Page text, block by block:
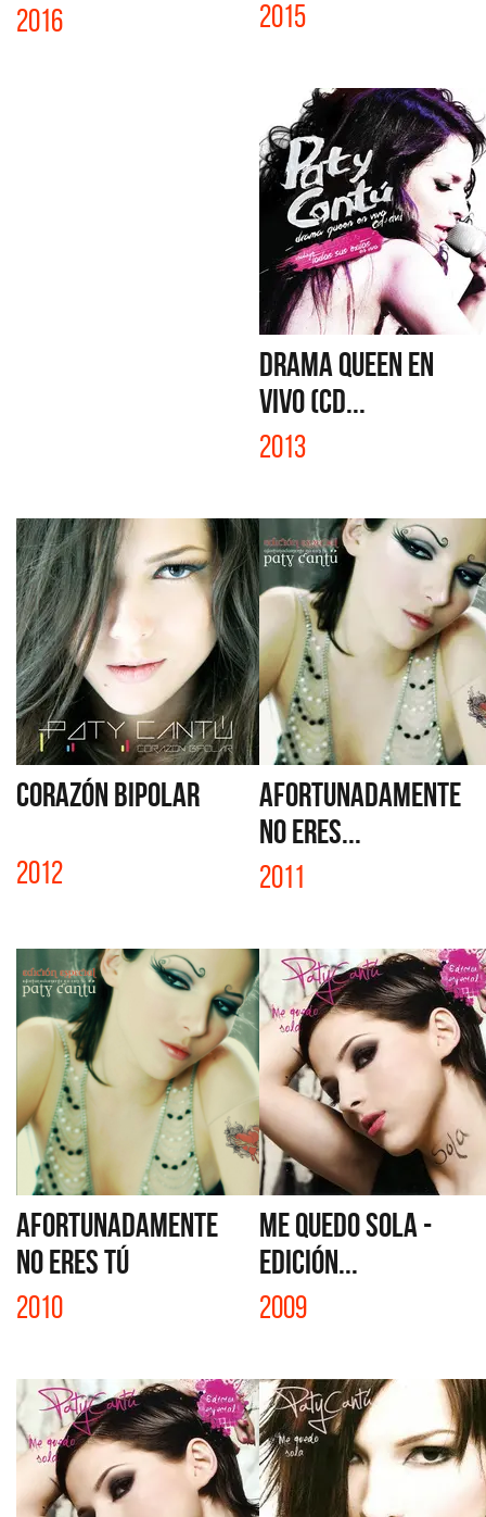
2016 2015
DRAMA QUEEN EN
VIVO (CD...
2013
CORAZÓN BIPOLAR
2012
AFORTUNADAMENTE
NO ERES...
2011
AFORTUNADAMENTE
NO ERES TÚ
2010
ME QUEDO SOLA -
EDICIÓN...
2009